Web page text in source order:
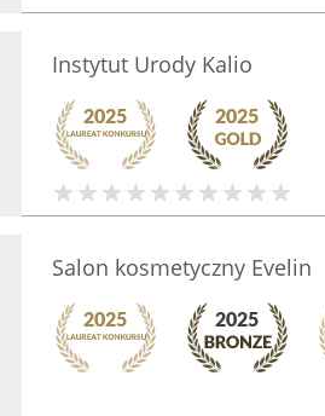
Instytut Urody Kalio
Salon kosmetyczny Evelin